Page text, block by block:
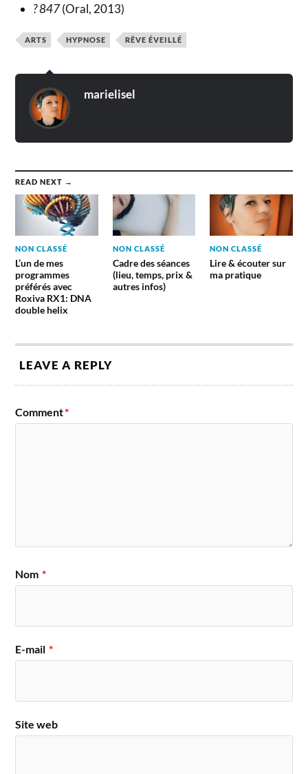
? 847(Oral, 2013)
ARTS HYPNOSE RÊVE ÉVEILLÉ
marielisel
READ NEXT →
NON CLASSÉ
L’un de mes
programmes
préférés avec
Roxiva RX1: DNA
double helix
NON CLASSÉ
Cadre des séances
(lieu, temps, prix &
autres infos)
NON CLASSÉ
Lire & écouter sur
ma pratique
LEAVE A REPLY
Comment*
Nom *
E-mail *
Site web